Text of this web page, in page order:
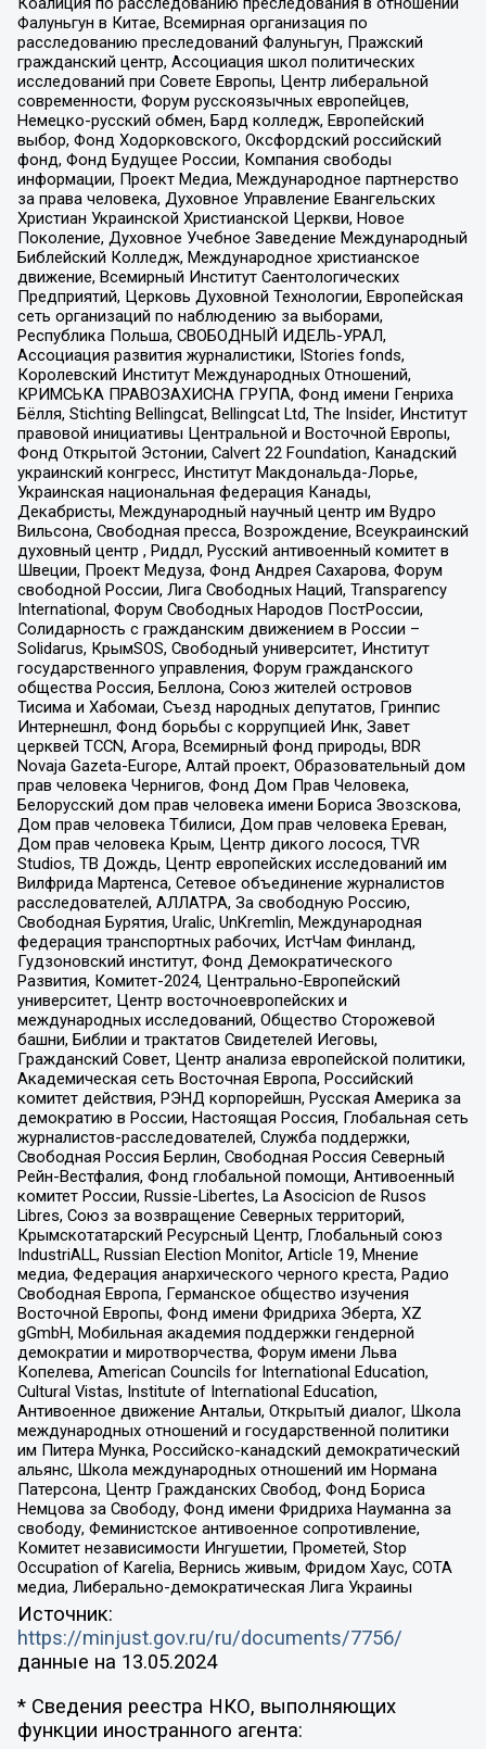
Фалуньгун в Китае, Всемирная организация по
расследованию преследований Фалуньгун, Пражский
гражданский центр, Ассоциация школ политических
исследований при Совете Европы, Центр либеральной
современности, Форум русскоязычных европейцев,
Немецко-русский обмен, Бард колледж, Европейский
выбор, Фонд Ходорковского, Оксфордский российский
фонд, Фонд Будущее России, Компания свободы
информации, Проект Медиа, Международное партнерство
за права человека, Духовное Управление Евангельских
Христиан Украинской Христианской Церкви, Новое
Поколение, Духовное Учебное Заведение Международный
Библейский Колледж, Международное христианское
движение, Всемирный Институт Саентологических
Предприятий, Церковь Духовной Технологии, Европейская
сеть организаций по наблюдению за выборами,
Республика Польша, СВОБОДНЫЙ ИДЕЛЬ-УРАЛ,
Ассоциация развития журналистики, IStories fonds,
Королевский Институт Международных Отношений,
КРИМСЬКА ПРАВОЗАХИСНА ГРУПА, Фонд имени Генриха
Бёлля, Stichting Bellingcat, Bellingcat Ltd, The Insider, Институт
правовой инициативы Центральной и Восточной Европы,
Фонд Открытой Эстонии, Calvert 22 Foundation, Канадский
украинский конгресс, Институт Макдональда-Лорье,
Украинская национальная федерация Канады,
Декабристы, Международный научный центр им Вудро
Вильсона, Свободная пресса, Возрождение, Всеукраинский
духовный центр , Риддл, Русский антивоенный комитет в
Швеции, Проект Медуза, Фонд Андрея Сахарова, Форум
свободной России, Лига Свободных Наций, Transparеncy
International, Форум Свободных Народов ПостРоссии,
Солидарность с гражданским движением в России –
Solidarus, КрымSOS, Свободный университет, Институт
государственного управления, Форум гражданского
общества Россия, Беллона, Союз жителей островов
Тисима и Хабомаи, Съезд народных депутатов, Гринпис
Интернешнл, Фонд борьбы с коррупцией Инк, Завет
церквей TCCN, Агора, Всемирный фонд природы, BDR
Novaja Gazeta-Europe, Алтай проект, Образовательный дом
прав человека Чернигов, Фонд Дом Прав Человека,
Белорусский дом прав человека имени Бориса Звозскова,
Дом прав человека Тбилиси, Дом прав человека Ереван,
Дом прав человека Крым, Центр дикого лосося, TVR
Studios, ТВ Дождь, Центр европейских исследований им
Вилфрида Мартенса, Сетевое объединение журналистов
расследователей, АЛЛАТРА, За свободную Россию,
Свободная Бурятия, Uralic, UnKremlin, Международная
федерация транспортных рабочих, ИстЧам Финланд,
Гудзоновский институт, Фонд Демократического
Развития, Комитет-2024, Центрально-Европейский
университет, Центр восточноевропейских и
международных исследований, Общество Сторожевой
башни, Библии и трактатов Свидетелей Иеговы,
Гражданский Совет, Центр анализа европейской политики,
Академическая сеть Восточная Европа, Российский
комитет действия, РЭНД корпорейшн, Русская Америка за
демократию в России, Настоящая Россия, Глобальная сеть
журналистов-расследователей, Служба поддержки,
Свободная Россия Берлин, Свободная Россия Северный
Рейн-Вестфалия, Фонд глобальной помощи, Антивоенный
комитет России, Russie-Libertes, La Asocicion de Rusos
Libres, Союз за возвращение Северных территорий,
Крымскотатарский Ресурсный Центр, Глобальный союз
IndustriALL, Russian Election Monitor, Article 19, Мнение
медиа, Федерация анархического черного креста, Радио
Свободная Европа, Германское общество изучения
Восточной Европы, Фонд имени Фридриха Эберта, XZ
gGmbH, Мобильная академия поддержки гендерной
демократии и миротворчества, Форум имени Льва
Копелева, American Councils for International Education,
Cultural Vistas, Institute of International Education,
Антивоенное движение Антальи, Открытый диалог, Школа
международных отношений и государственной политики
им Питера Мунка, Российско-канадский демократический
альянс, Школа международных отношений им Нормана
Патерсона, Центр Гражданских Свобод, Фонд Бориса
Немцова за Свободу, Фонд имени Фридриха Науманна за
свободу, Феминистское антивоенное сопротивление,
Комитет независимости Ингушетии, Прометей, Stop
Occupation of Karelia, Вернись живым, Фридом Хаус, СОТА
медиа, Либерально-демократическая Лига Украины
Источник:
https://minjust.gov.ru/ru/documents/7756/
данные на 13.05.2024
* Сведения реестра НКО, выполняющих
функции иностранного агента: